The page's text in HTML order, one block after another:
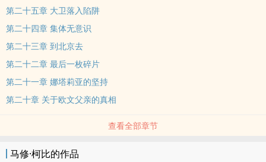
第三件戟刃，去化解*终的危机，解开最后的谜题。而那至关重要的第
三件戟刃，就藏在斯堪的纳维亚维京人的历史当中……
第二十五章 大卫落入陷阱
第二十四章 集体无意识
第二十三章 到北京去
第二十二章 最后一枚碎片
第二十一章 娜塔莉亚的坚持
第二十章 关于欧文父亲的真相
查看全部章节
马修·柯比的作品